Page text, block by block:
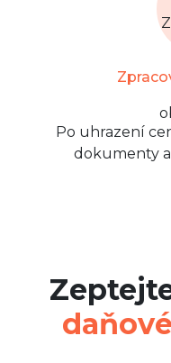
Po uhrazení
dokumenty a